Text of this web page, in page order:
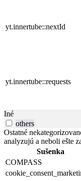
yt.innertube::nextId
yt.innertube::requests
Iné
others
Ostatné
analyzujú a neboli ešte
Sušenka
COMPASS